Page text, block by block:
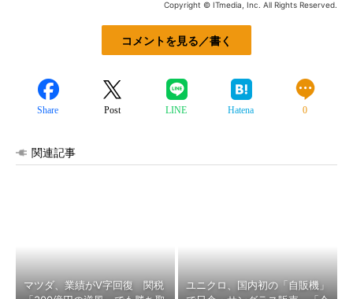
Copyright © ITmedia, Inc. All Rights Reserved.
コメントを見る／書く
Share Post LINE Hatena 0
関連記事
マツダ、業績がV字回復 関税
ユニクロ、国内初の「自販機」